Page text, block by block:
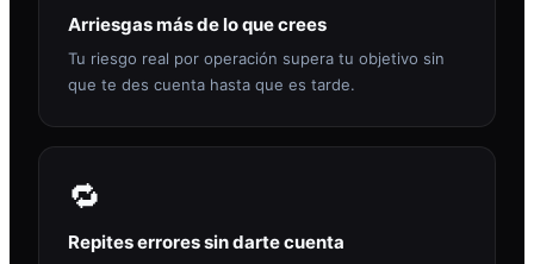
Arriesgas más de lo que crees
Tu riesgo real por operación supera tu objetivo sin
que te des cuenta hasta que es tarde.
🔁
Repites errores sin darte cuenta